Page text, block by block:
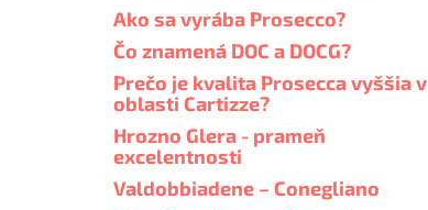
Ako sa vyrába Prosecco?
Čo znamená DOC a DOCG?
Prečo je kvalita Prosecca vyššia v
oblasti Cartizze?
Hrozno Glera - prameň
excelentnosti
Valdobbiadene – Conegliano